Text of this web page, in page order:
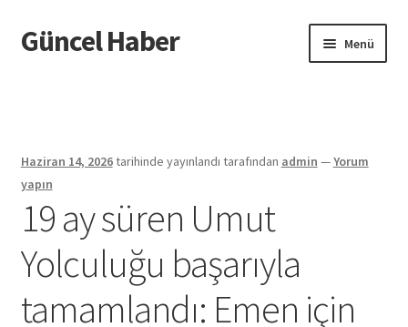
Dolaşıma
geç
İçeriğe
geç
Güncel Haber Menü
Haziran 14, 2026tarihinde yayınlandı tarafından admin —Yorum
yapın
19 ay süren Umut
Yolculuğu başarıyla
tamamlandı: Emen için